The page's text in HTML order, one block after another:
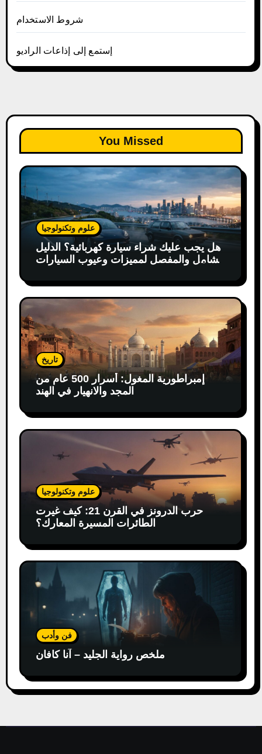
شروط الاستخدام
إستمع إلى إذاعات الراديو
You Missed
علوم وتكنولوجيا
هل يجب عليك شراء سيارة كهربائية؟ الدليل
الشامل والمفصل لمميزات وعيوب السيارات
تاريخ
إمبراطورية المغول: أسرار 500 عام من
المجد والانهيار في الهند
علوم وتكنولوجيا
حرب الدرونز في القرن 21: كيف غيرت
الطائرات المسيرة المعارك؟
فن وأدب
ملخص رواية الجليد – آنا كافان